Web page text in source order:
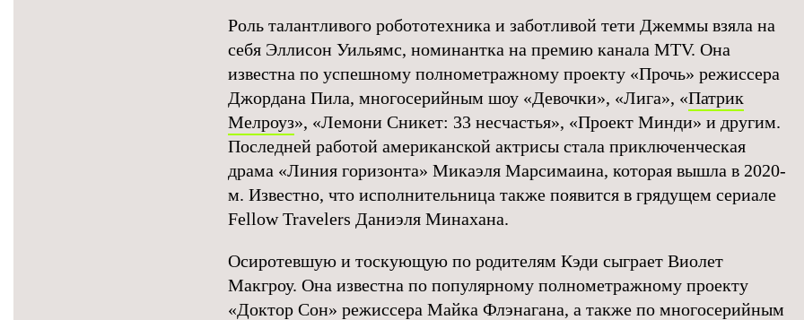
Роль талантливого робототехника и заботливой тети Джеммы взяла на
себя Эллисон Уильямс, номинантка на премию канала MTV. Она
известна по успешному полнометражному проекту «Прочь» режиссера
Джордана Пила, многосерийным шоу «Девочки», «Лига», «Патрик
Мелроуз», «Лемони Сникет: 33 несчастья», «Проект Минди» и другим.
Последней работой американской актрисы стала приключенческая
драма «Линия горизонта» Микаэля Марсимаина, которая вышла в 2020-
м. Известно, что исполнительница также появится в грядущем сериале
Fellow Travelers Даниэля Минахана.
Осиротевшую и тоскующую по родителям Кэди сыграет Виолет
Макгроу. Она известна по популярному полнометражному проекту
«Доктор Сон» режиссера Майка Флэнагана, а также по многосерийным